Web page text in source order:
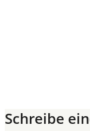
Schreibe